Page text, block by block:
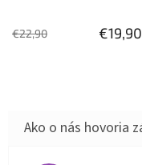
€22,90 €19,90